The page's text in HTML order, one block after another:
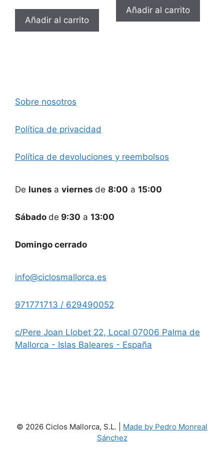
Añadir al carrito
original
era:
15,00 €.
actual
es:
9,68 €.
Añadir al carrito
Sobre nosotros
Política de privacidad
Política de devoluciones y reembolsos
De lunes a viernes de 8:00 a 15:00
Sábado de 9:30 a 13:00
Domingo cerrado
info@ciclosmallorca.es
971771713 / 629490052
c/Pere Joan Llobet 22, Local 07006 Palma de
Mallorca - Islas Baleares - España
© 2026 Ciclos Mallorca, S.L. | Made by Pedro Monreal
Sánchez